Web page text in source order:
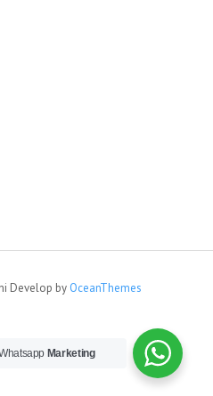
Develop by OceanThemes
Marketing